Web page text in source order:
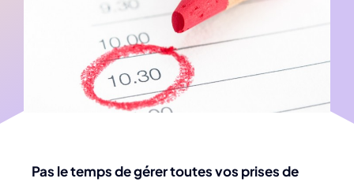
Pas le temps de gérer toutes vos prises de